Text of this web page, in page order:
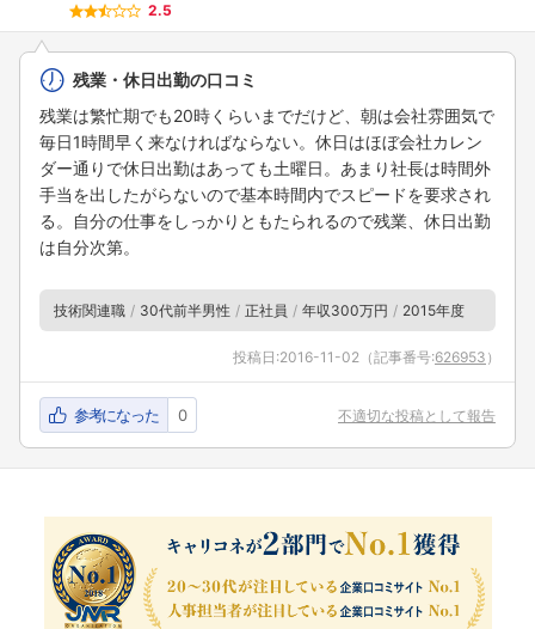
2.5
残業・休日出勤の口コミ
残業は繁忙期でも20時くらいまでだけど、朝は会社雰囲気で
毎日1時間早く来なければならない。休日はほぼ会社カレン
ダー通りで休日出勤はあっても土曜日。あまり社長は時間外
手当を出したがらないので基本時間内でスピードを要求され
る。自分の仕事をしっかりともたられるので残業、休日出勤
は自分次第。
技術関連職 30代前半男性 正社員 年収300万円 2015年度
投稿日:2016-11-02 （記事番号:626953 ）
参考になった 0 不適切な投稿として報告